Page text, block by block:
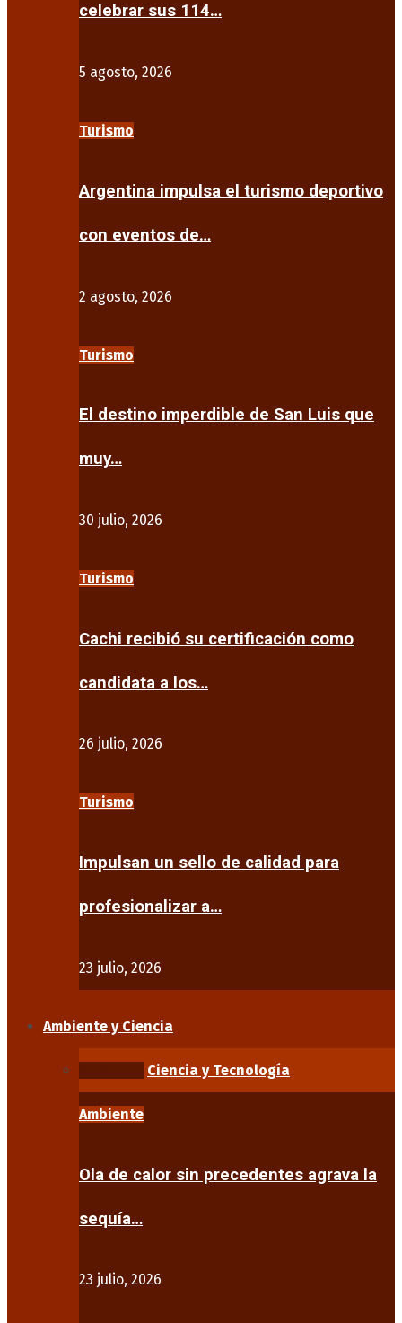
celebrar sus 114…
5 agosto, 2026
Turismo
Argentina impulsa el turismo deportivo
con eventos de…
2 agosto, 2026
Turismo
El destino imperdible de San Luis que
muy…
30 julio, 2026
Turismo
Cachi recibió su certificación como
candidata a los…
26 julio, 2026
Turismo
Impulsan un sello de calidad para
profesionalizar a…
23 julio, 2026
Ambiente y Ciencia
Ciencia y Tecnología
Ambiente
Ola de calor sin precedentes agrava la
sequía…
23 julio, 2026